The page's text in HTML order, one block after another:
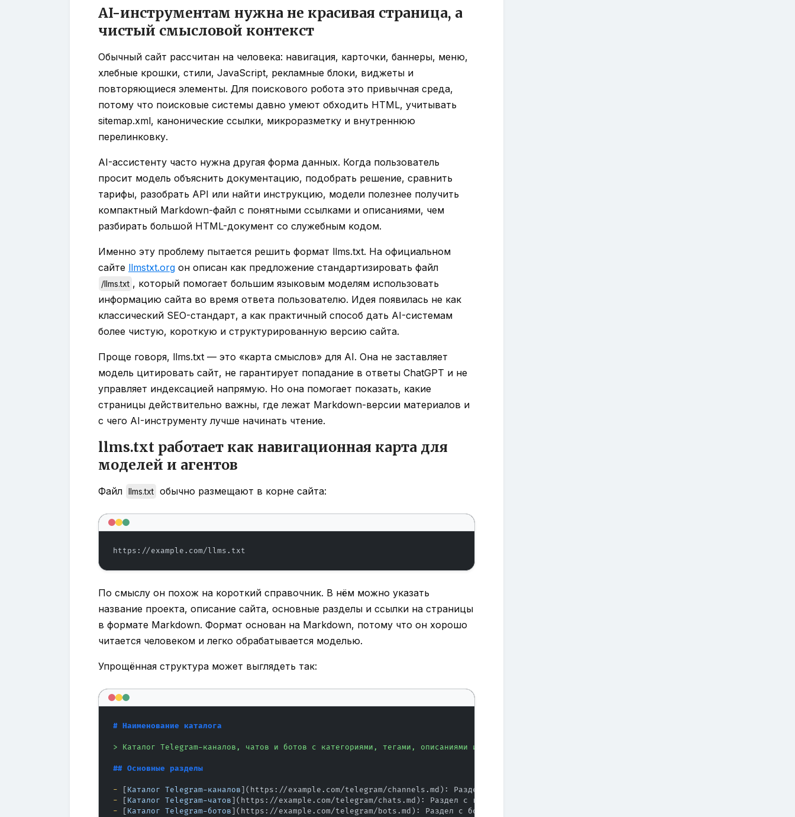
AI-инструментам нужна не красивая страница, а
чистый смысловой контекст
Обычный сайт рассчитан на человека: навигация, карточки, баннеры, меню,
хлебные крошки, стили, JavaScript, рекламные блоки, виджеты и
повторяющиеся элементы. Для поискового робота это привычная среда,
потому что поисковые системы давно умеют обходить HTML, учитывать
sitemap.xml, канонические ссылки, микроразметку и внутреннюю
перелинковку.
AI-ассистенту часто нужна другая форма данных. Когда пользователь
просит модель объяснить документацию, подобрать решение, сравнить
тарифы, разобрать API или найти инструкцию, модели полезнее получить
компактный Markdown-файл с понятными ссылками и описаниями, чем
разбирать большой HTML-документ со служебным кодом.
Именно эту проблему пытается решить формат llms.txt. На официальном
сайте llmstxt.org он описан как предложение стандартизировать файл
/llms.txt , который помогает большим языковым моделям использовать
информацию сайта во время ответа пользователю. Идея появилась не как
классический SEO-стандарт, а как практичный способ дать AI-системам
более чистую, короткую и структурированную версию сайта.
Проще говоря, llms.txt — это «карта смыслов» для AI. Она не заставляет
модель цитировать сайт, не гарантирует попадание в ответы ChatGPT и не
управляет индексацией напрямую. Но она помогает показать, какие
страницы действительно важны, где лежат Markdown-версии материалов и
с чего AI-инструменту лучше начинать чтение.
llms.txt работает как навигационная карта для
моделей и агентов
Файл llms.txt обычно размещают в корне сайта:
https://example.com/llms.txt
По смыслу он похож на короткий справочник. В нём можно указать
название проекта, описание сайта, основные разделы и ссылки на страницы
в формате Markdown. Формат основан на Markdown, потому что он хорошо
читается человеком и легко обрабатывается моделью.
Упрощённая структура может выглядеть так:
# Наименование каталога
> Каталог Telegram-каналов, чатов и ботов с категориями, тегами, описаниями и подборками для пользователей.
## Основные разделы
- [Каталог Telegram-каналов]( https://example.com/telegram/channels.md
- [Каталог Telegram-чатов]( https://example.com/telegram/chats.md
- [Каталог Telegram-ботов]( https://example.com/telegram/bots.md ): Раздел с ботами для автоматизации, развлечений и сервисных задач.